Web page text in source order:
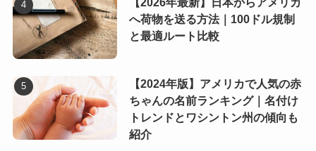
へ荷物を送る方法｜100ドル規制
と最適ルート比較
【2024年版】アメリカで人気の赤
ちゃんの名前ランキング｜名付け
トレンドとワシントン州の傾向も
紹介